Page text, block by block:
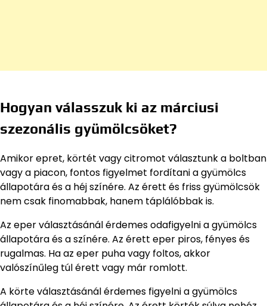
Hogyan válasszuk ki az márciusi
szezonális gyümölcsöket?
Amikor epret, körtét vagy citromot választunk a boltban
vagy a piacon, fontos figyelmet fordítani a gyümölcs
állapotára és a héj színére. Az érett és friss gyümölcsök
nem csak finomabbak, hanem táplálóbbak is.
Az eper választásánál érdemes odafigyelni a gyümölcs
állapotára és a színére. Az érett eper piros, fényes és
rugalmas. Ha az eper puha vagy foltos, akkor
valószínűleg túl érett vagy már romlott.
A körte választásánál érdemes figyelni a gyümölcs